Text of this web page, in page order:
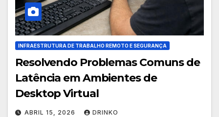
INFRAESTRUTURA DE TRABALHO REMOTO E SEGURANÇA
Resolvendo Problemas Comuns de
Latência em Ambientes de
Desktop Virtual
ABRIL 15, 2026 DRINKO